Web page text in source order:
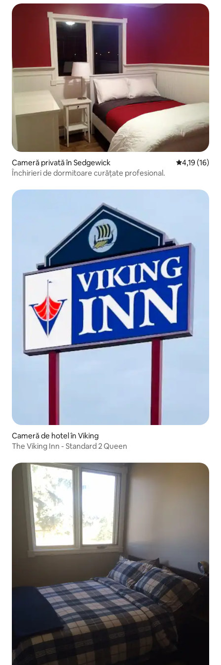
Cameră privată în Sedgewick Scor mediu
4,19 (16)
Închirieri de dormitoare curățate profesional.
Cameră de hotel în Viking
The Viking Inn - Standard 2 Queen